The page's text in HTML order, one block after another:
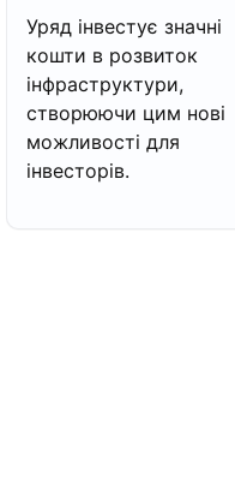
Уряд інвестує значні
кошти в розвиток
інфраструктури,
створюючи цим нові
можливості для
інвесторів.